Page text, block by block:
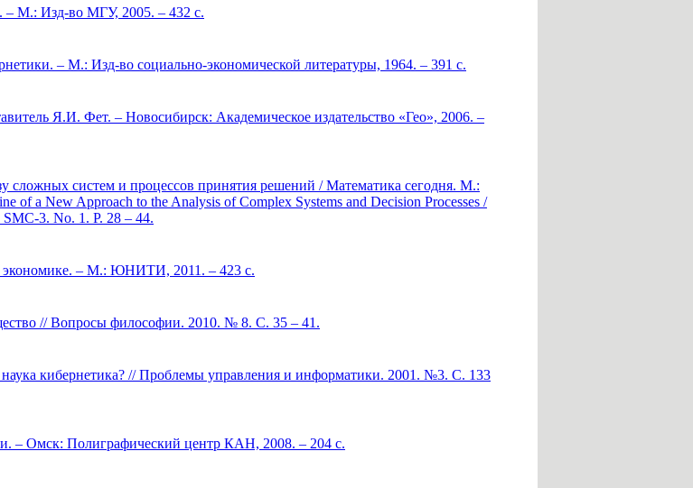
М.: Изд-во МГУ, 2005. – 432 с.
– М.: Изд-во социально-экономической литературы, 1964. – 391 с.
Я.И. Фет. – Новосибирск: Академическое издательство «Гео», 2006. –
сложных систем и процессов принятия решений / Математика сегодня. М.:
of a New Approach to the Analysis of Complex Systems and Decision Processes /
3. No. 1. P. 28 – 44.
– М.: ЮНИТИ, 2011. – 423 с.
// Вопросы философии. 2010. № 8. С. 35 – 41.
кибернетика? // Проблемы управления и информатики. 2001. №3. С. 133
– Омск: Полиграфический центр КАН, 2008. – 204 c.